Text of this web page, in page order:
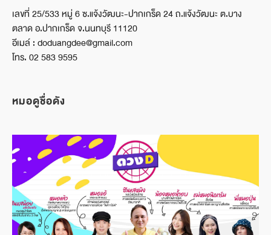
เลขที่ 25/533 หมู่ 6 ซ.แจ้งวัฒนะ-ปากเกร็ด 24 ถ.แจ้งวัฒนะ ต.บาง
ตลาด อ.ปากเกร็ด จ.นนทบุรี 11120
อีเมล์ : doduangdee@gmail.com
โทร. 02 583 9595
หมอดูชื่อดัง